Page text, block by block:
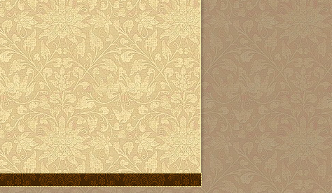
Информационный портал
Собор.by
Новости